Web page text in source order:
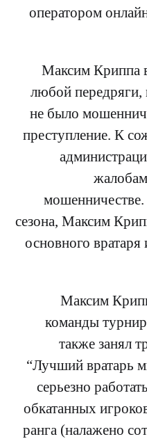
оператором
Максим Криппа
любой передряги,
не было
преступление. К
сезона, Максим
основного
Максим
команды
также занял
“Лучший вратарь
серьезно
обкатанных
ранга (налажено